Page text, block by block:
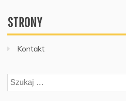
STRONY
Kontakt
Szukaj: